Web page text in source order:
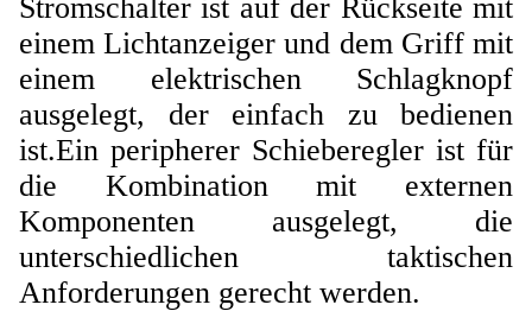
Stromschalter ist auf der Rückseite mit
einem Lichtanzeiger und dem Griff mit
einem elektrischen Schlagknopf
ausgelegt, der einfach zu bedienen
ist.Ein peripherer Schieberegler ist für
die Kombination mit externen
Komponenten ausgelegt, die
unterschiedlichen taktischen
Anforderungen gerecht werden.